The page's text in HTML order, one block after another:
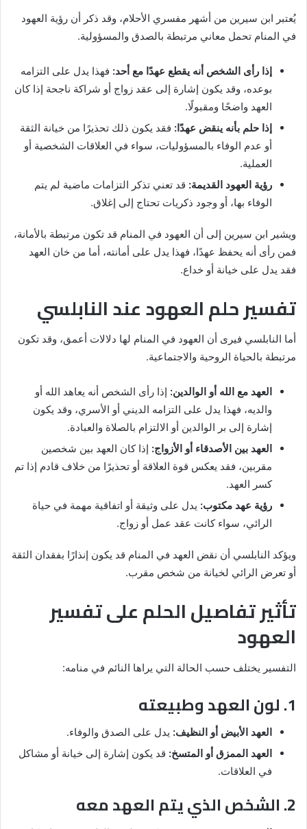
يُعتبر ابن سيرين من أشهر مفسري الأحلام، وقد ذكر أن رؤية العهود
في المنام تحمل معاني مرتبطة بالصدق والمسؤولية.
إذا رأى الشخص أنه يقطع عهدًا مع أحد: فهذا يدل على التزامه
بوعده، وقد يكون إشارة إلى عقد زواج أو شراكة ناجحة إذا كان
العهد واضحًا ومقبولًا.
إذا حلم بأنه ينقض عهدًا: فقد يكون ذلك تحذيرًا من خيانة الثقة
أو عدم الوفاء بالمسؤوليات، سواء في العلاقات الشخصية أو
العملية.
رؤية العهود القديمة: قد تعني تذكر التزامات ماضية لم يتم
الوفاء بها، أو وجود ذكريات تحتاج إلى إغلاق.
ويشير ابن سيرين إلى أن العهود في المنام قد تكون مرتبطة بالأمانة،
فمن رأى أنه يحفظ عهدًا، فهذا يدل على أمانته، أما من خان العهد
فقد يدل على خيانة أو خداع.
تفسير حلم العهود عند النابلسي
أما النابلسي فيرى أن العهود في المنام لها دلالات أعمق، وقد تكون
مرتبطة بالحياة الروحية والاجتماعية.
العهد مع الله أو الوالدين: إذا رأى الشخص أنه يعاهد الله أو
والديه، فهذا يدل على التزامه الديني أو الأسري، وقد يكون
إشارة إلى بر الوالدين أو الالتزام بالصلاة والعبادة.
العهد بين الأصدقاء أو الأزواج: إذا كان العهد بين شخصين
مقربين، فقد يعكس قوة العلاقة أو تحذيرًا من خلاف قادم إذا تم
كسر العهد.
رؤية عهد مكتوب: يدل على وثيقة أو اتفاقية مهمة في حياة
الرائي، سواء كانت عقد عمل أو زواج.
ويؤكد النابلسي أن نقض العهد في المنام قد يكون إنذارًا بفقدان الثقة
أو تعرض الرائي لخيانة من شخص مقرب.
تأثير تفاصيل الحلم على تفسير
العهود
التفسير يختلف حسب الحالة التي يراها النائم في منامه:
1. لون العهد وطبيعته
العهد الأبيض أو النظيف: يدل على الصدق والوفاء.
العهد الممزق أو المتسخ: قد يكون إشارة إلى خيانة أو مشاكل
في العلاقات.
2. الشخص الذي يتم العهد معه